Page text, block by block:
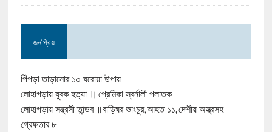
জনপ্রিয়
পিঁপড়া তাড়ানোর ১০ ঘরোয়া উপায়
লোহাগড়ায় যুবক হত্যা ॥ প্রেমিকা স্বর্নালী পলাতক
লোহাগড়ায় সন্ত্রসী তান্ডব ॥বাড়িঘর ভাংচুর,আহত ১১,দেশীয় অস্ত্রসহ
গ্রেফতার ৮